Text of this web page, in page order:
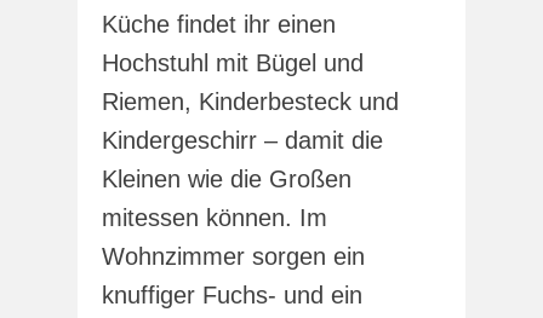
Küche findet ihr einen
Hochstuhl mit Bügel und
Riemen, Kinderbesteck und
Kindergeschirr – damit die
Kleinen wie die Großen
mitessen können. Im
Wohnzimmer sorgen ein
knuffiger Fuchs- und ein